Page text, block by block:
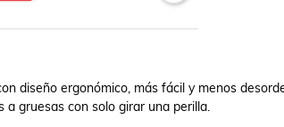
diseño ergonómico, más fácil y menos
gruesas con solo girar una perilla.